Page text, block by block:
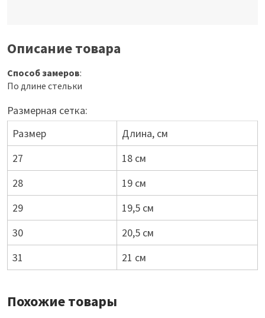
Описание товара
Способ замеров:
По длине стельки
Размерная сетка:
Размер
Длина, см
27
18 см
28
19 см
29
19,5 см
30
20,5 см
31
21 см
Похожие товары